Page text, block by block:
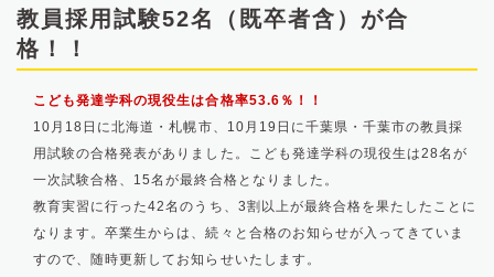
教員採用試験52名（既卒者含）が合
格！！
こども発達学科の現役生は合格率53.6％！！
10月18日に北海道・札幌市、10月19日に千葉県・千葉市の教員採
用試験の合格発表がありました。こども発達学科の現役生は28名が
一次試験合格、15名が最終合格となりました。
教育実習に行った42名のうち、3割以上が最終合格を果たしたことに
なります。卒業生からは、続々と合格のお知らせが入ってきていま
すので、随時更新してお知らせいたします。